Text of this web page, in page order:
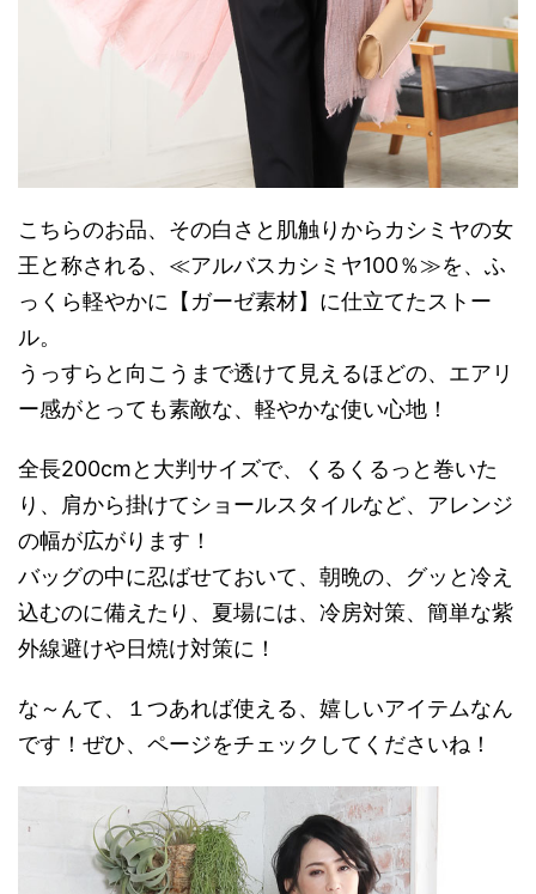
こちらのお品、その白さと肌触りからカシミヤの女
王と称される、≪アルバスカシミヤ100％≫を、ふ
っくら軽やかに【ガーゼ素材】に仕立てたストー
ル。
うっすらと向こうまで透けて見えるほどの、エアリ
ー感がとっても素敵な、軽やかな使い心地！
全長200cmと大判サイズで、くるくるっと巻いた
り、肩から掛けてショールスタイルなど、アレンジ
の幅が広がります！
バッグの中に忍ばせておいて、朝晩の、グッと冷え
込むのに備えたり、夏場には、冷房対策、簡単な紫
外線避けや日焼け対策に！
な～んて、１つあれば使える、嬉しいアイテムなん
です！ぜひ、ページをチェックしてくださいね！